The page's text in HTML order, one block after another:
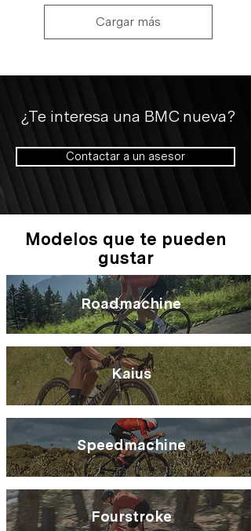
Cargar más
¿Te interesa una BMC nueva?
Contactar a un asesor
Modelos que te pueden
gustar
Roadmachine
Kaius
Speedmachine
Fourstroke